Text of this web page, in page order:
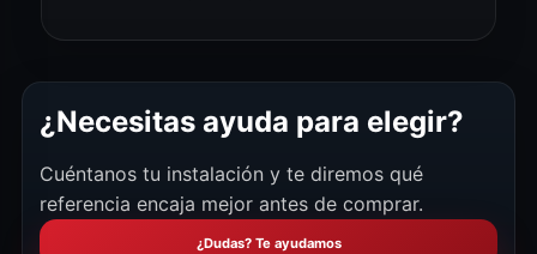
¿Necesitas ayuda para elegir?
Cuéntanos tu instalación y te diremos qué
referencia encaja mejor antes de comprar.
¿Dudas? Te ayudamos